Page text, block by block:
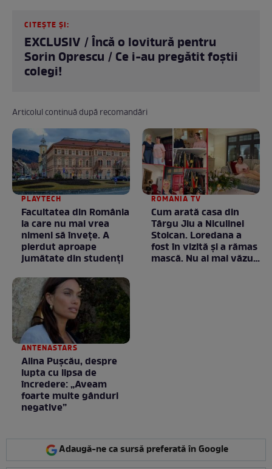
CITEȘTE ȘI:
EXCLUSIV / Încă o lovitură pentru
Sorin Oprescu / Ce i-au pregătit foștii
colegi!
Articolul continuă după recomandări
PLAYTECH
Facultatea din România
la care nu mai vrea
nimeni să înveţe. A
pierdut aproape
jumătate din studenţi
ROMANIA TV
Cum arată casa din
Târgu Jiu a Niculinei
Stoican. Loredana a
fost în vizită și a rămas
mască. Nu ai mai văzut
ANTENASTARS
Alina Pușcău, despre
lupta cu lipsa de
încredere: „Aveam
foarte multe gânduri
negative”
Adaugă-ne ca sursă preferată în Google